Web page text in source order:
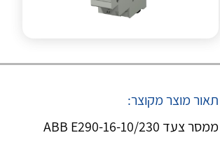
תאור מוצר מקוצר:
ממסר צעד ABB E290-16-10/230